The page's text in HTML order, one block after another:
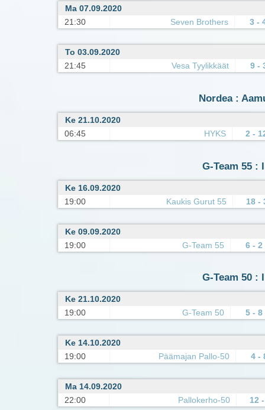
Ma 07.09.2020
21:30
Seven Brothers 3 -
To 03.09.2020
21:45
Vesa Tyylikkäät 9 -
Nordea :
Ke 21.10.2020
06:45
HYKS 2 -
G-Team 55 :
Ke 16.09.2020
19:00
Kaukis Gurut 55 18 -
Ke 09.09.2020
19:00
G-Team 55 6 - 2
G-Team 50 :
Ke 21.10.2020
19:00
G-Team 50 5 - 8
Ke 14.10.2020
19:00
Päämajan Pallo-50 4 -
Ma 14.09.2020
22:00
Pallokerho-50 12